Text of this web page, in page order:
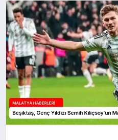
MAGAZIN
SAĞLIK
SIYASET
SPOR